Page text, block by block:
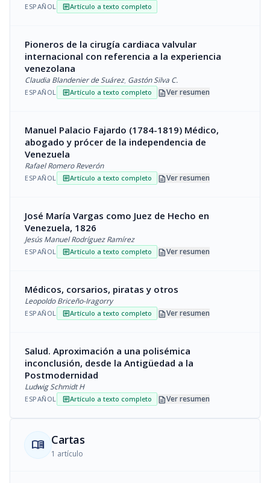
ESPAÑOL articleArtículo a texto completo
Pioneros de la cirugía cardiaca valvular
internacional con referencia a la experiencia
venezolana
Claudia Blandenier de Suárez, Gastón Silva C.
ESPAÑOL articleArtículo a texto completo descriptionVer resumen
Manuel Palacio Fajardo (1784-1819) Médico,
abogado y prócer de la independencia de
Venezuela
Rafael Romero Reverón
ESPAÑOL articleArtículo a texto completo descriptionVer resumen
José María Vargas como Juez de Hecho en
Venezuela, 1826
Jesús Manuel Rodríguez Ramírez
ESPAÑOL articleArtículo a texto completo descriptionVer resumen
Médicos, corsarios, piratas y otros
Leopoldo Briceño-Iragorry
ESPAÑOL articleArtículo a texto completo descriptionVer resumen
Salud. Aproximación a una polisémica
inconclusión, desde la Antigüedad a la
Postmodernidad
Ludwig Schmidt H
ESPAÑOL articleArtículo a texto completo descriptionVer resumen
menu_book Cartas
1 artículo